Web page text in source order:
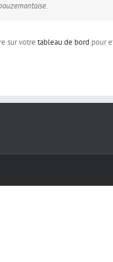
sur votre tableau de bord pour